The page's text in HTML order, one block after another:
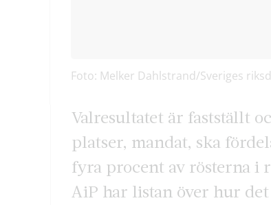
Foto: Melker Dahlstrand/Sveriges
Valresultatet är fastställt
platser, mandat, ska
fyra procent av rösterna i
AiP har listan över hur